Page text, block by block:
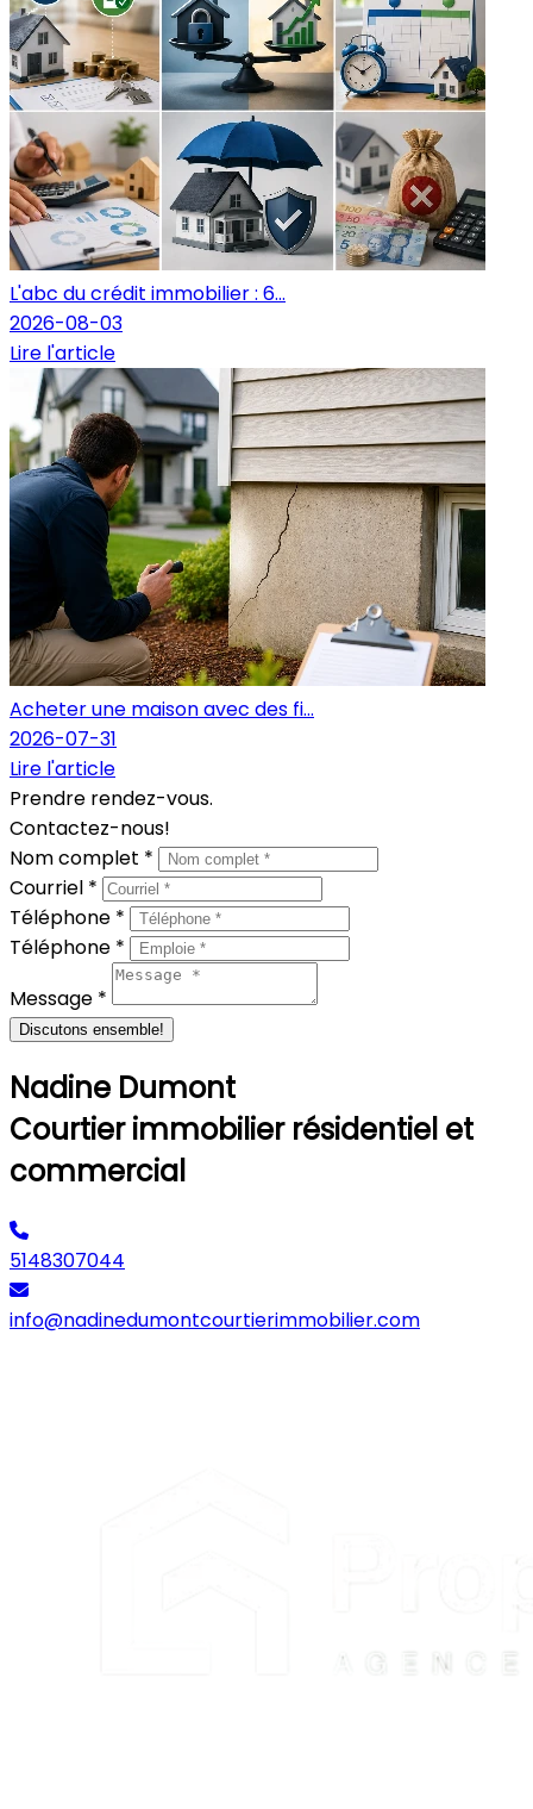
L'abc du crédit immobilier : 6...
2026-08-03
Lire l'article
Acheter une maison avec des fi...
2026-07-31
Lire l'article
Prendre rendez-vous.
Contactez-nous!
Nom complet *
Courriel *
Téléphone *
Téléphone *
Message *
Discutons ensemble!
Nadine Dumont
Courtier immobilier résidentiel et
commercial
5148307044
info@nadinedumontcourtierimmobilier.com